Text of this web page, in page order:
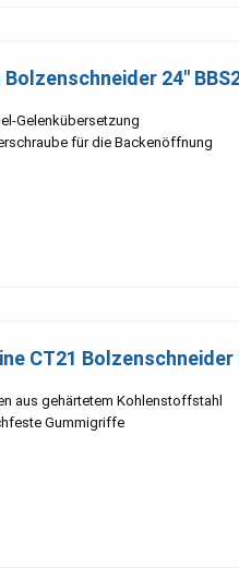
Bolzenschneider 24"
Gelenkübersetzung
für die Backenöffnung
CT21
aus gehärtetem Kohlenstoffstahl
Gummigriffe